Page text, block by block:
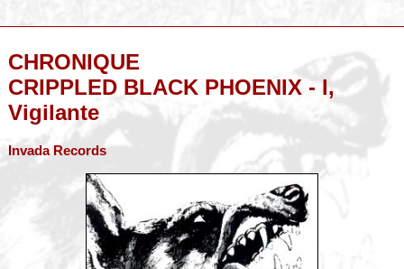
CHRONIQUE
CRIPPLED BLACK PHOENIX - I,
Vigilante
Invada Records